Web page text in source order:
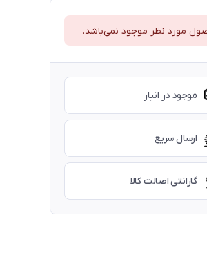
مورد نظر موجود نمی‌باشد.
موجود در انبار
ارسال سریع
گارانتی اصالت کالا